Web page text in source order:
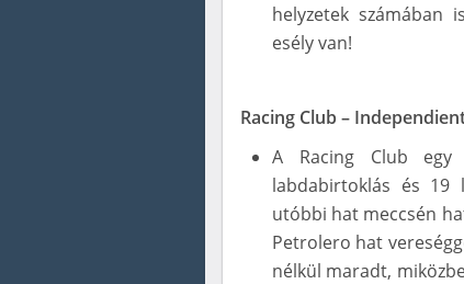
helyzetek számában
esély van!
Racing Club –
A Racing Club egy
labdabirtoklás és 19
utóbbi hat meccsén
Petrolero hat
nélkül maradt,